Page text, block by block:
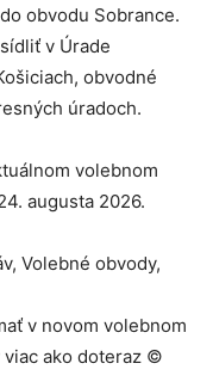
obvodu Sobrance.
v Úrade
obvodné
úradoch.
volebnom
augusta 2026.
Volebné obvody,
v novom volebnom
ako doteraz ©